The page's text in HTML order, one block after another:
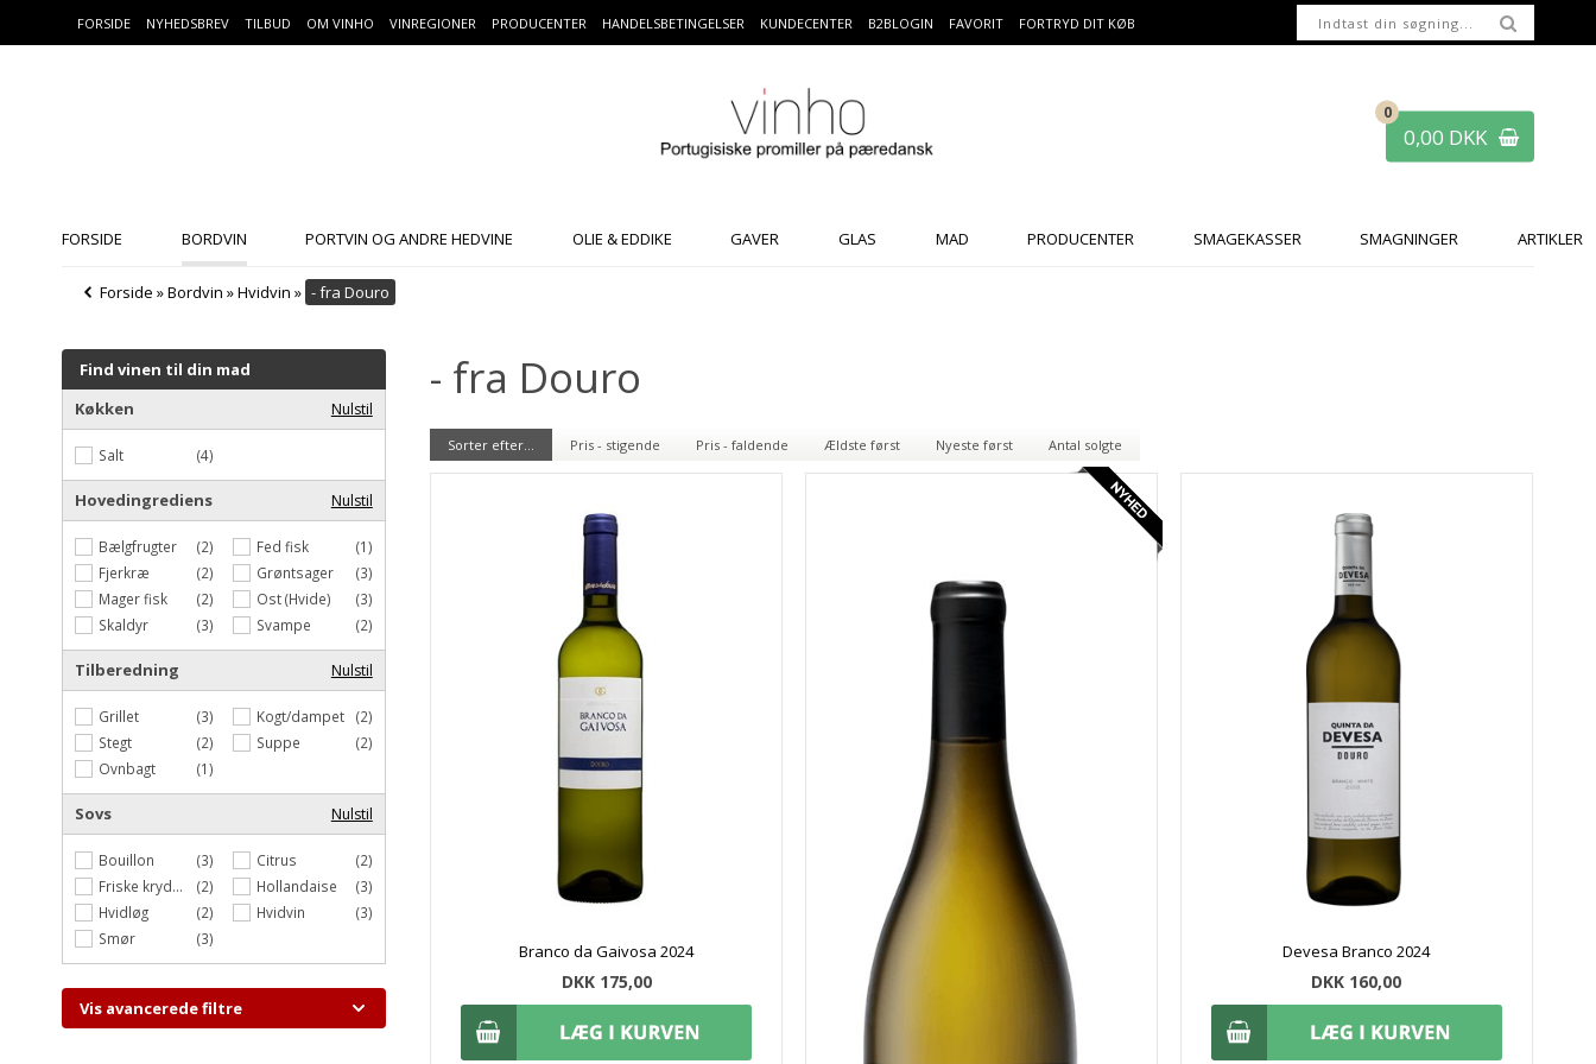
FORSIDE NYHEDSBREV TILBUD OM VINHO VINREGIONER PRODUCENTER HANDELSBETINGELSER KUNDECENTER B2BLOGIN FAVORIT FORTRYD DIT KØB
0
0,00 DKK
FORSIDE BORDVIN PORTVIN OG ANDRE HEDVINE OLIE & EDDIKE GAVER GLAS MAD PRODUCENTER SMAGEKASSER SMAGNINGER ARTIKLER
Forside »Bordvin »Hvidvin » - fra Douro
Find vinen til din mad
Køkken
Nulstil
Salt (4)
Hovedingrediens Nulstil
Bælgfrugter (2) Fed fisk
(1)
Fjerkræ
(2) Grøntsager
(3)
Mager fisk
(2) Ost (Hvide)
(3)
Skaldyr
(3) Svampe (2)
Tilberedning Nulstil
Grillet (3) Kogt/dampet
(2)
Stegt
(2) Suppe
(2)
Ovnbagt
(1)
Sovs Nulstil
Bouillon (3) Citrus
(2)
Friske krydderurter
(2) Hollandaise
(3)
Hvidløg
(2) Hvidvin
(3)
Smør
(3)
Vis avancerede filtre
- fra Douro
Sorter efter... Pris - stigende Pris - faldende Ældste først Nyeste først Antal solgte
Branco da Gaivosa 2024
DKK 175,00
Devesa Branco 2024
DKK 160,00